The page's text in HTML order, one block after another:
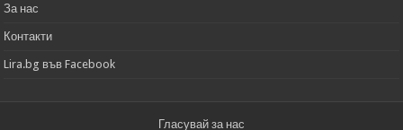
За нас
Контакти
Lira.bg във Facebook
Гласувай за нас